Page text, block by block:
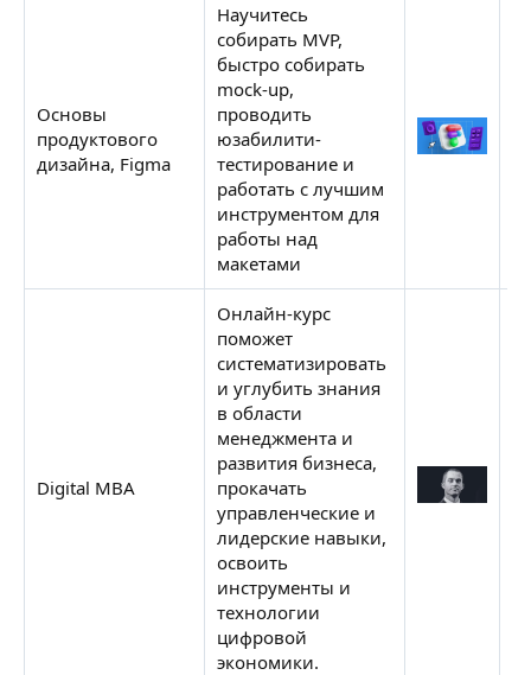
Основы
продуктового
дизайна, Figma
Научитесь
собирать MVP,
быстро собирать
mock-up,
проводить
юзабилити-
тестирование и
работать с лучшим
инструментом для
работы над
макетами
Digital MBA
Онлайн-курс
поможет
систематизировать
и углубить знания
в области
менеджмента и
развития бизнеса,
прокачать
управленческие и
лидерские навыки,
освоить
инструменты и
технологии
цифровой
экономики.